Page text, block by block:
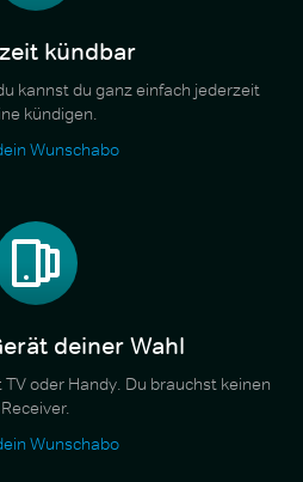
kündbar
kannst du ganz einfach jederzeit
kündigen.
Wunschabo
deiner Wahl
oder Handy. Du brauchst keinen
Receiver.
Wunschabo